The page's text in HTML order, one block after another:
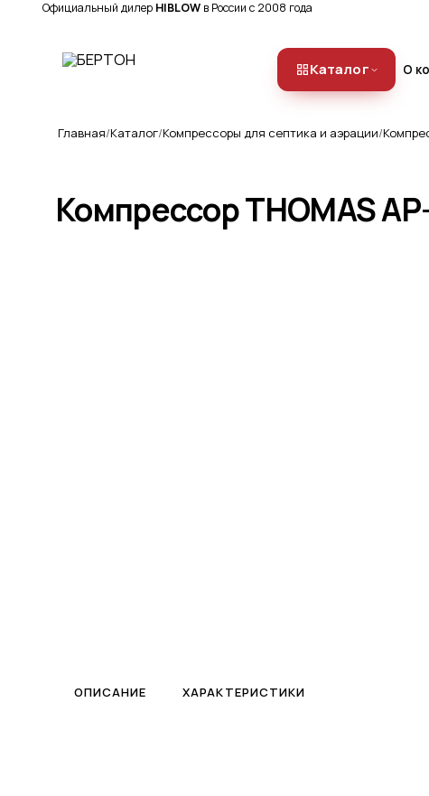
Официальный дилер HIBLOW в России с 2008 года
Каталог
Компрессоры
О
Главная Каталог Компрессоры для септика и аэрации
Компрессор THOMAS
ОПИСАНИЕ ХАРАКТЕРИСТИКИ